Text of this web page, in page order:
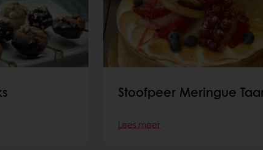
Stoofpeer Meringue
Lees meer